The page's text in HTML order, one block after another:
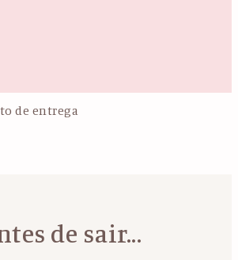
de entrega
de sair...